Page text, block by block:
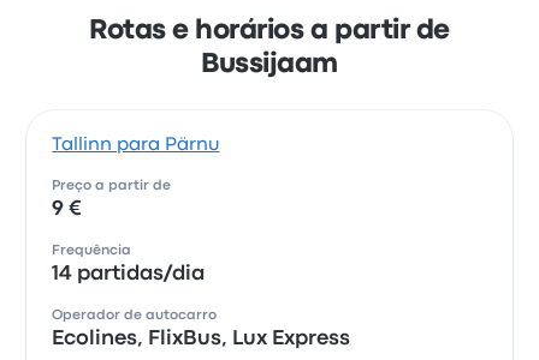
Rotas e horários a partir de
Bussijaam
Tallinn para Pärnu
Preço a partir de
9 €
Frequência
14 partidas/dia
Operador de autocarro
Ecolines, FlixBus, Lux Express